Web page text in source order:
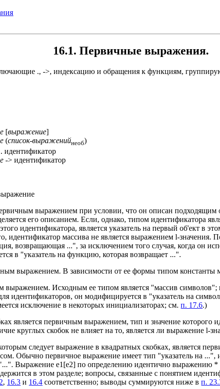
16.1. Первичные выражения.
., ->, индексацию и обращения к функциям,
[выражение]
(список-выраженийнеоб)
. идентификатор
-> идентификатор
выражением при условии, что он описан подходящим
его описанием. Если, однако, типом идентификатора
идентификатора, является указатель на первый об'ект в
идентификатор массива не является выражением l-значения.
возвращающая ...", за исключением того случая, когда он
в "указатель на функцию, которая возвращает ...".
выражением. В зависимости от ее формы типом константы
выражением. Исходным ее типом является "массив
идентификаторов, он модифицируется в "указатель на
исключение в некоторых инициализаторах; см.п. 17.6.)
является первичным выражением, тип и значение которого
круглых скобок не влияет на то, является ли выражение l-
следует выражение в квадратных скобках, является
Обычно первичное выражение имеет тип "указатель на ...",
"...". Выражение е1[е2] по определению идентично выражению *
в этом разделе; вопросы, связанные с понятием
, 16.3 и 16.4 соответственно; выводы суммируются ниже вп.